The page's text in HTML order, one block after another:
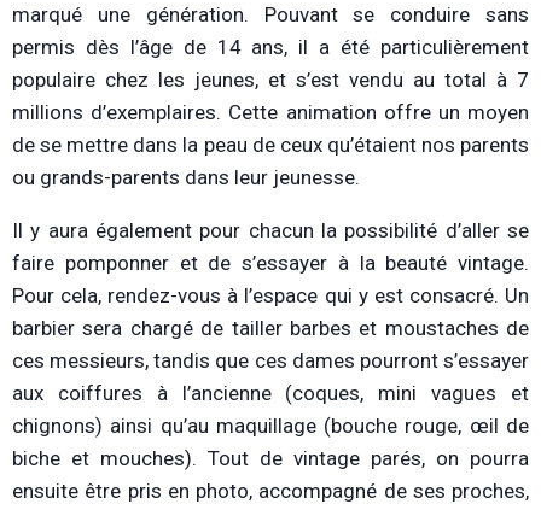
marqué une génération. Pouvant se conduire sans
permis dès l’âge de 14 ans, il a été particulièrement
populaire chez les jeunes, et s’est vendu au total à 7
millions d’exemplaires. Cette animation offre un moyen
de se mettre dans la peau de ceux qu’étaient nos parents
ou grands-parents dans leur jeunesse.
Il y aura également pour chacun la possibilité d’aller se
faire pomponner et de s’essayer à la beauté vintage.
Pour cela, rendez-vous à l’espace qui y est consacré. Un
barbier sera chargé de tailler barbes et moustaches de
ces messieurs, tandis que ces dames pourront s’essayer
aux coiffures à l’ancienne (coques, mini vagues et
chignons) ainsi qu’au maquillage (bouche rouge, œil de
biche et mouches). Tout de vintage parés, on pourra
ensuite être pris en photo, accompagné de ses proches,